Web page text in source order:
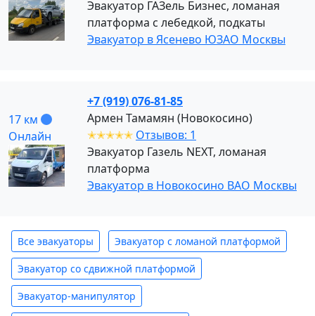
Эвакуатор ГАЗель Бизнес, ломаная
платформа с лебедкой, подкаты
Эвакуатор в Ясенево ЮЗАО Москвы
17 км
Онлайн
+7 (919) 076-81-85
Армен Тамамян (Новокосино)
✭✭✭✭✭ Отзывов: 1
Эвакуатор Газель NEXT, ломаная
платформа
Эвакуатор в Новокосино ВАО Москвы
Все эвакуаторы Эвакуатор с ломаной платформой
Эвакуатор со сдвижной платформой
Эвакуатор-манипулятор